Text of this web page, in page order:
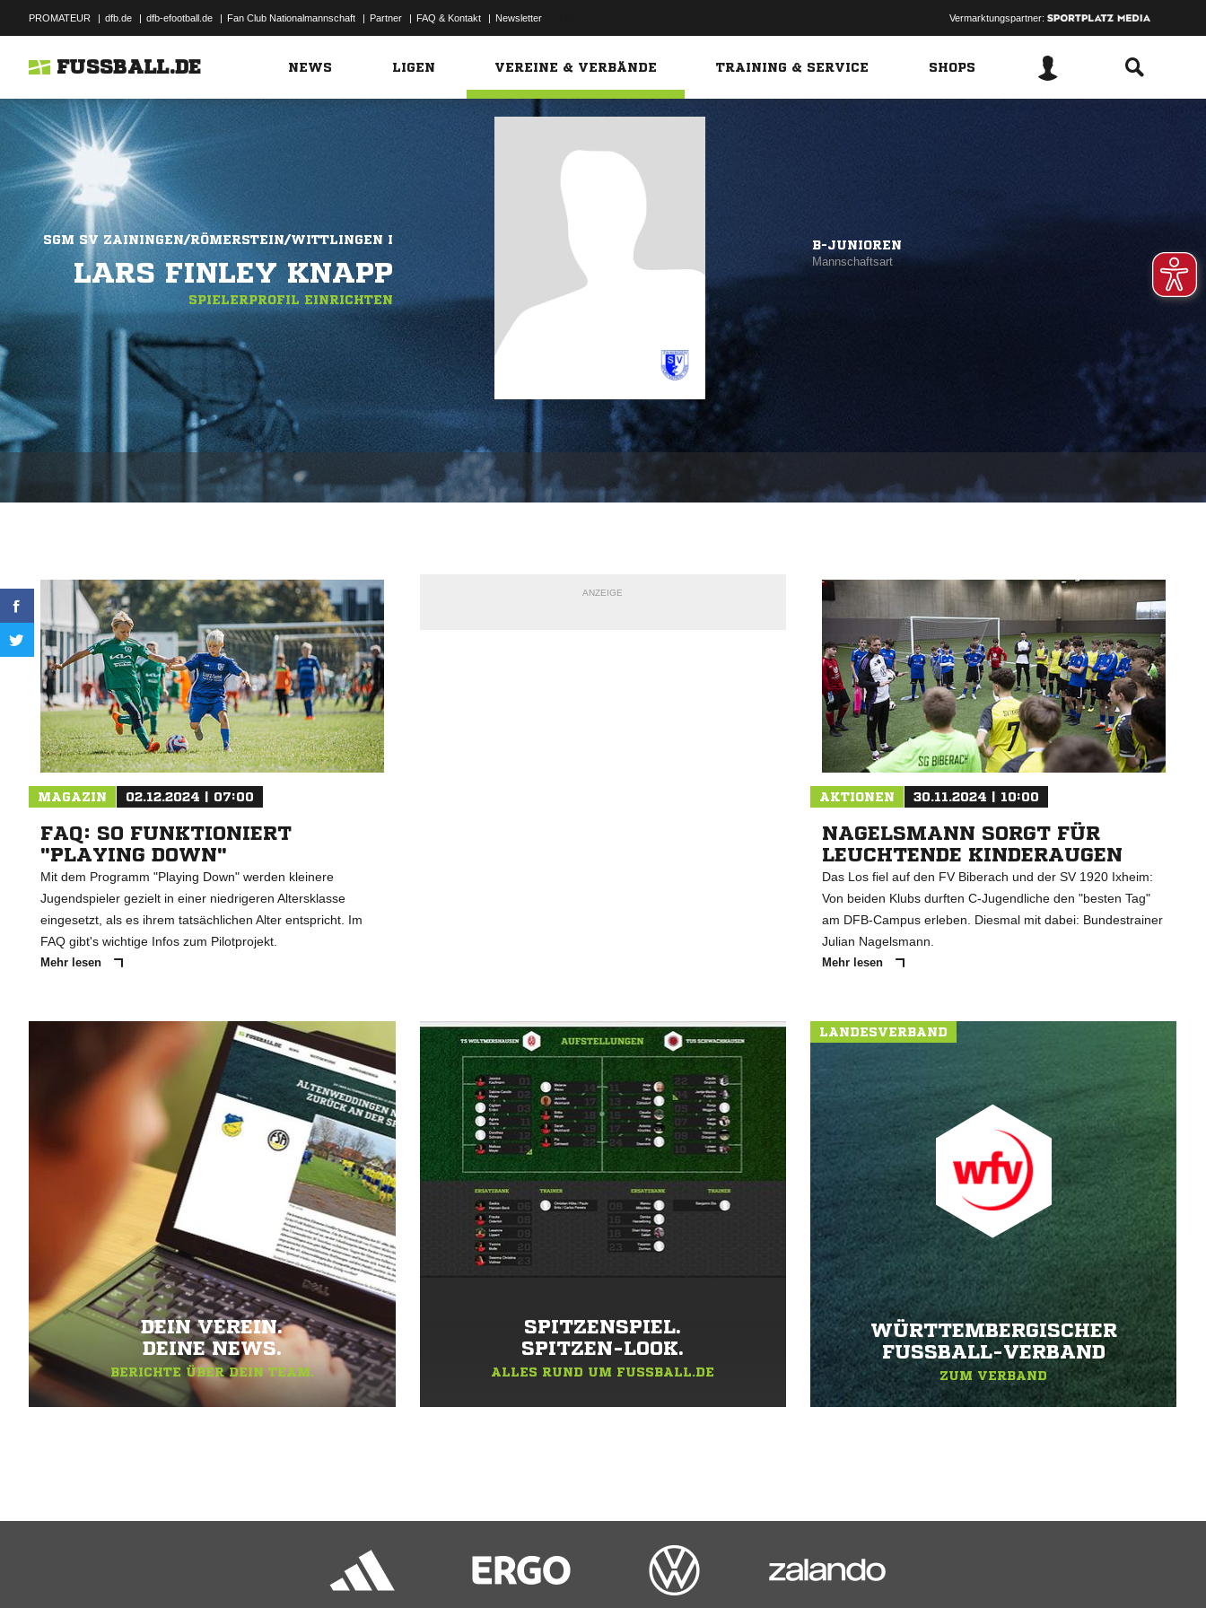
PROMATEUR | dfb.de | dfb-efootball.de | Fan Club Nationalmannschaft | Partner | FAQ & Kontakt | Newsletter Vermarktungspartner:
FUSSBALL.DE NEWS LIGEN VEREINE & VERBÄNDE TRAINING & SERVICE SHOPS
SGM SV ZAININGEN/RÖMERSTEIN/WITTLINGEN I
LARS FINLEY KNAPP
SPIELERPROFIL EINRICHTEN
B-JUNIOREN
Mannschaftsart
MAGAZIN 02.12.2024 | 07:00
FAQ: SO FUNKTIONIERT
"PLAYING DOWN"
Mit dem Programm "Playing Down" werden kleinere
Jugendspieler gezielt in einer niedrigeren Altersklasse
eingesetzt, als es ihrem tatsächlichen Alter entspricht. Im
FAQ gibt's wichtige Infos zum Pilotprojekt.
Mehr lesen
ANZEIGE
AKTIONEN 30.11.2024 | 10:00
NAGELSMANN SORGT FÜR
LEUCHTENDE KINDERAUGEN
Das Los fiel auf den FV Biberach und der SV 1920 Ixheim:
Von beiden Klubs durften C-Jugendliche den "besten Tag"
am DFB-Campus erleben. Diesmal mit dabei: Bundestrainer
Julian Nagelsmann.
Mehr lesen
DEIN VEREIN.
DEINE NEWS.
BERICHTE ÜBER DEIN TEAM.
SPITZENSPIEL.
SPITZEN-LOOK.
ALLES RUND UM FUSSBALL.DE
LANDESVERBAND
WÜRTTEMBERGISCHER
FUSSBALL-VERBAND
ZUM VERBAND